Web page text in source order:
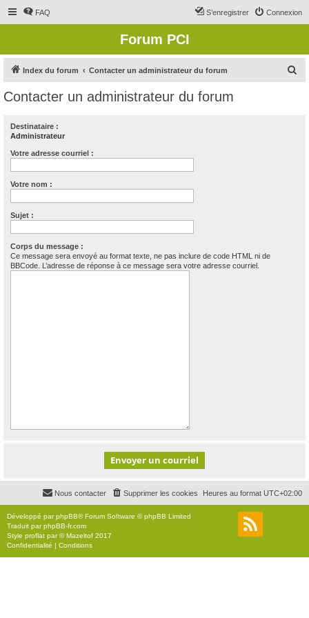
FAQ Connexion
S’enregistrer
Forum PCI
Index du forum Contacter un administrateur du forum
Contacter un administrateur du forum
Destinataire :
Administrateur
Votre adresse courriel :
Votre nom :
Sujet :
Corps du message :
Ce message sera envoyé au format texte, ne pas inclure de code HTML ni de
BBCode. L’adresse de réponse à ce message sera votre adresse courriel.
Heures au format UTC+02:00
Supprimer les cookies
Nous contacter
Développé parphpBB® Forum Software © phpBB Limited
Traduit parphpBB-fr.com
Style proflat par ©Mazeltof 2017
Confidentialité | Conditions